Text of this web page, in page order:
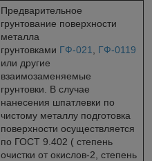
Предварительное
грунтование поверхности
металла
грунтовками ГФ-021
ГФ-0119
или другие
взаимозаменяемые
грунтовки. В случае
нанесения шпатлевки по
чистому металлу подготовка
поверхности осуществляется
по ГОСТ 9.402 ( степень
очистки от окислов-2, степень